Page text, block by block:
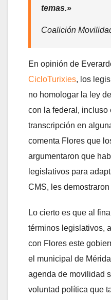
temas.»
Coalición
En opinión de
CicloTurixies, los
no homologar la ley
con la federal, incluso
transcripción en
comenta Flores que
argumentaron que
legislativos para
CMS, les
Lo cierto es que al
términos legislativos,
con Flores este
el municipal de
agenda de movilidad
voluntad política que